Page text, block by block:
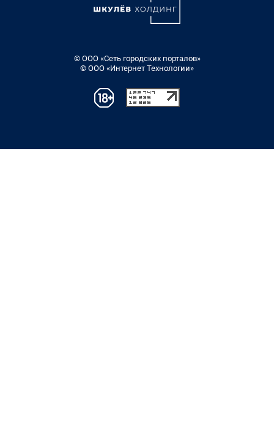
© ООО «Сеть городских порталов»
© ООО «Интернет Технологии»